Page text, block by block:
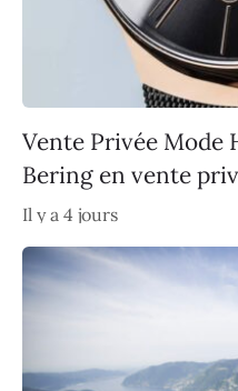
Vente Privée Mode
Bering en vente
Il y a 4 jours